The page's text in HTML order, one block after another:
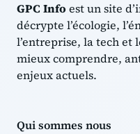
GPC Info est un site
décrypte l’écologie,
l’entreprise, la tech et
mieux comprendre,
enjeux actuels.
Qui sommes nous